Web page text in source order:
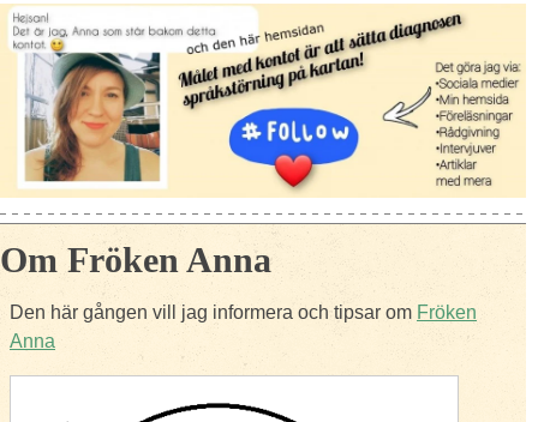
Om Fröken Anna
Den här gången vill jag informera och tipsar om Fröken
Anna